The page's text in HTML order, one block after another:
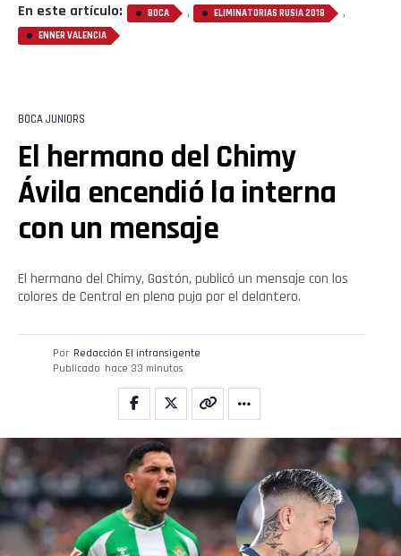
En este artículo: BOCA , ELIMINATORIAS RUSIA 2018 ,
ENNER VALENCIA
BOCA JUNIORS
El hermano del Chimy
Ávila encendió la interna
con un mensaje
El hermano del Chimy, Gastón, publicó un mensaje con los
colores de Central en plena puja por el delantero.
Por Redacción El intransigente
Publicado hace 33 minutos